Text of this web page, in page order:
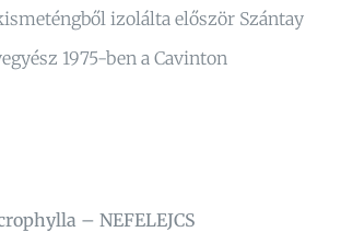
izolálta először Szántay
1975-ben a Cavinton
– NEFELEJCS